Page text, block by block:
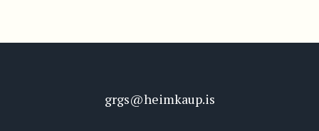
grgs@heimkaup.is